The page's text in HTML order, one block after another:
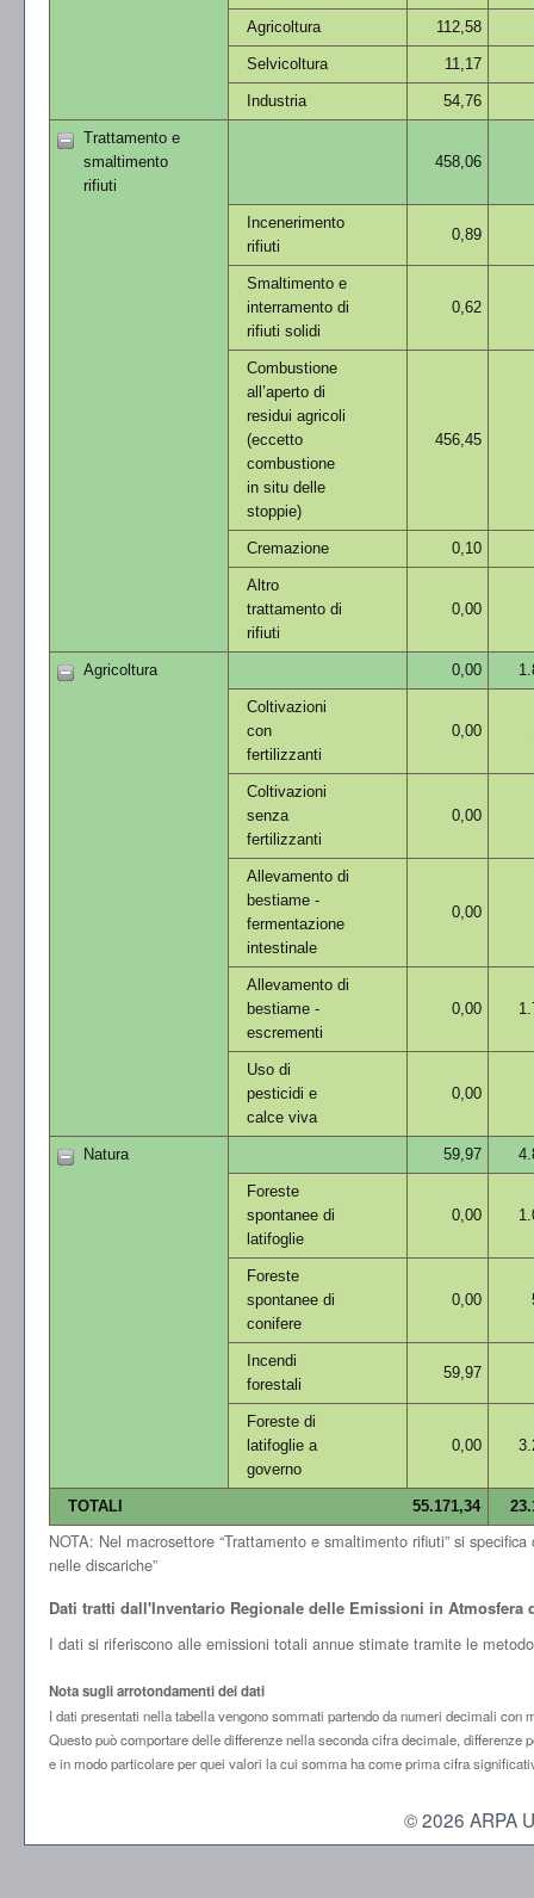
Agricoltura 112,58
Selvicoltura 11,17
Industria 54,76
Trattamento e
smaltimento
rifiuti
458,06
Incenerimento
rifiuti
0,89
Smaltimento e
interramento di
rifiuti solidi
0,62
Combustione
all’aperto di
residui agricoli
(eccetto
combustione
in situ delle
stoppie)
456,45
Cremazione 0,10
Altro
trattamento di
rifiuti
0,00
Agricoltura 0,00
Coltivazioni
con
fertilizzanti
0,00
Coltivazioni
senza
fertilizzanti
0,00
Allevamento di
bestiame -
fermentazione
intestinale
0,00
Allevamento di
bestiame -
escrementi
0,00
Uso di
pesticidi e
calce viva
0,00
Natura 59,97
Foreste
spontanee di
latifoglie
0,00
Foreste
spontanee di
conifere
0,00
Incendi
forestali
59,97
Foreste di
latifoglie a
governo
0,00
TOTALI 55.171,34
NOTA: Nel macrosettore “Trattamento e smaltimento rifiuti” si
nelle discariche”
Dati tratti dall'Inventario Regionale delle Emissioni in Atmosfera
I dati si riferiscono alle emissioni totali annue stimate tramite le
Nota sugli arrotondamenti dei dati
I dati presentati nella tabella vengono sommati partendo da numeri decimali
Questo può comportare delle differenze nella seconda cifra decimale,
e in modo particolare per quei valori la cui somma ha come prima cifra
© 2026 ARPA